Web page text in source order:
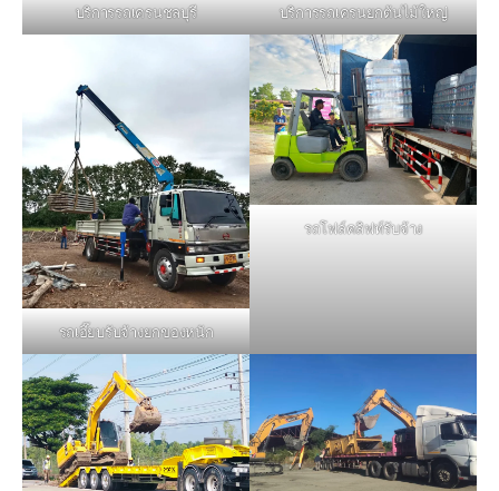
บริการรถเครนชลบุรี บริการรถเครนยกต้นไม้ใหญ่
รถเฮี๊ยบรับจ้างยกของหนัก
รถโฟล์คลิฟท์รับจ้าง